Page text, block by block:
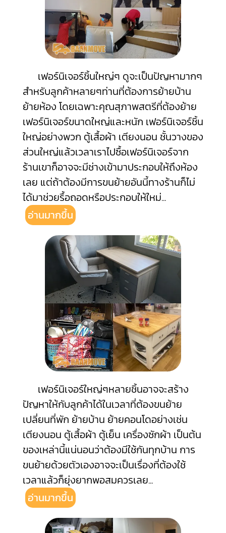
เฟอร์นิเจอร์ชิ้นใหญ่ๆ ดูจะเป็นปัญหามากๆ
สำหรับลูกค้าหลายๆท่านที่ต้องการย้ายบ้าน
ย้ายห้อง โดยเฉพาะคุณสุภาพสตรีที่ต้องย้าย
เฟอร์นิเจอร์ขนาดใหญ่และหนัก เฟอร์นิเจอร์ชิ้น
ใหญ่อย่างพวก ตู้เสื้อผ้า เตียงนอน ชั้นวางของ
ส่วนใหญ่แล้วเวลาเราไปซื้อเฟอร์นิเจอร์จาก
ร้านเขาก็อาจจะมีช่างเข้ามาประกอบให้ถึงห้อง
เลย แต่ถ้าต้องมีการขนย้ายอันนี้ทางร้านก็ไม่
ได้มาช่วยรื้อถอดหรือประกอบให้ใหม่...
อ่านมากขึ้น
เฟอร์นิเจอร์ใหญ่ๆหลายชิ้นอาจจะสร้าง
ปัญหาให้กับลูกค้าได้ในเวลาที่ต้องขนย้าย
เปลี่ยนที่พัก ย้ายบ้าน ย้ายคอนโดอย่างเช่น
เตียงนอน ตู้เสื้อผ้า ตู้เย็น เครื่องซักผ้า เป็นต้น
ของเหล่านี้แน่นอนว่าต้องมีใช้กันทุกบ้าน การ
ขนย้ายด้วยตัวเองอาจจะเป็นเรื่องที่ต้องใช้
เวลาแล้วก็ยุ่งยากพอสมควรเลย...
อ่านมากขึ้น